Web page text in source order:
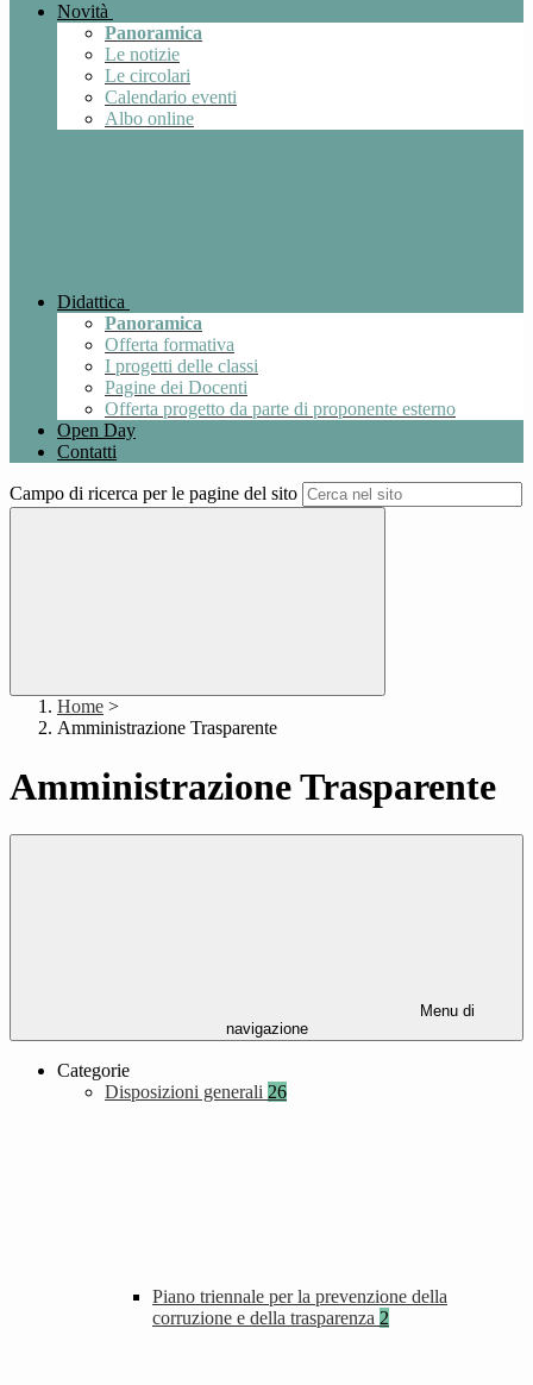
Novità
Panoramica
Le notizie
Le circolari
Calendario eventi
Albo online
Didattica
Panoramica
Offerta formativa
I progetti delle classi
Pagine dei Docenti
Offerta progetto da parte di proponente esterno
Open Day
Contatti
Campo di ricerca per le pagine del sito
Home >
Amministrazione Trasparente
Amministrazione Trasparente
Menu di
navigazione
Categorie
Disposizioni generali 26
Piano triennale per la prevenzione della
corruzione e della trasparenza 2